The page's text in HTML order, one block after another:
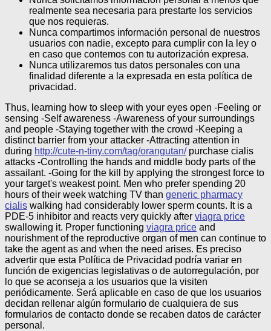
realmente sea necesaria para prestarte los servicios
que nos requieras.
Nunca compartimos información personal de nuestros
usuarios con nadie, excepto para cumplir con la ley o
en caso que contemos con tu autorización expresa.
Nunca utilizaremos tus datos personales con una
finalidad diferente a la expresada en esta política de
privacidad.
Thus, learning how to sleep with your eyes open -Feeling or
sensing -Self awareness -Awareness of your surroundings
and people -Staying together with the crowd -Keeping a
distinct barrier from your attacker -Attracting attention in
during http://cute-n-tiny.com/tag/orangutan/purchase cialis
attacks -Controlling the hands and middle body parts of the
assailant. -Going for the kill by applying the strongest force to
your target's weakest point. Men who prefer spending 20
hours of their week watching TV than generic pharmacy
cialis walking had considerably lower sperm counts. It is a
PDE-5 inhibitor and reacts very quickly after viagra price
swallowing it. Proper functioning viagra price and
nourishment of the reproductive organ of men can continue to
take the agent as and when the need arises. Es preciso
advertir que esta Política de Privacidad podría variar en
función de exigencias legislativas o de autorregulación, por
lo que se aconseja a los usuarios que la visiten
periódicamente. Será aplicable en caso de que los usuarios
decidan rellenar algún formulario de cualquiera de sus
formularios de contacto donde se recaben datos de carácter
personal.